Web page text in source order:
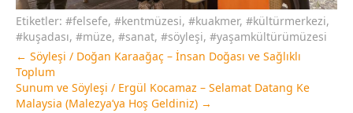
Etiketler: #felsefe, #kentmüzesi, #kuakmer, #kültürmerkezi,
#kuşadası, #müze, #sanat, #söyleşi, #yaşamkültürümüzesi
← Söyleşi / Doğan Karaağaç – İnsan Doğası ve Sağlıklı
Toplum
Sunum ve Söyleşi / Ergül Kocamaz – Selamat Datang Ke
Malaysia (Malezya’ya Hoş Geldiniz) →